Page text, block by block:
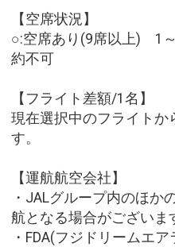
【空席状況】
○:空席あり(9席以上) 1
約不可
【フライト差額/1名】
現在選択中のフライトか
す。
【運航航空会社】
・JALグループ内のほか
航となる場合がございま
・FDA(フジドリームエ